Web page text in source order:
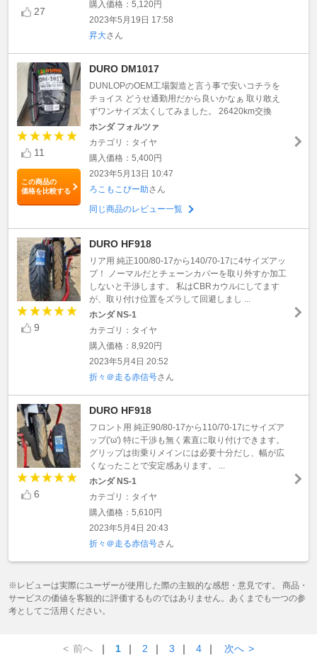
27
購入価格：5,120円
2023年5月19日 17:58
昇大さん
11
この商品の
価格を比較する
DURO DM1017
DUNLOPのOEM工場製造と言う事で安いコチラを
チョイス どうせ通勤用だから良いかなぁ 取り敢え
ずワンサイズ太くしてみました。 26420km交換
ホンダ フォルツァ
カテゴリ：タイヤ
購入価格：5,400円
2023年5月13日 10:47
ろこもこぴー助さん
同じ商品のレビュー一覧
9
DURO HF918
リア用 純正100/80-17から140/70-17に4サイズアッ
プ！ ノーマルだとチェーンカバーを取り外すか加工
しないと干渉します。 私はCBRカウルにしてます
が、取り付け位置をズラして回避しまし ...
ホンダ NS-1
カテゴリ：タイヤ
購入価格：8,920円
2023年5月4日 20:52
折々＠走る赤信号さん
6
DURO HF918
フロント用 純正90/80-17から110/70-17にサイズア
ップ('ω') 特に干渉も無く素直に取り付けできます。
グリップは街乗りメインには必要十分だし、幅が広
くなったことで安定感あります。 ...
ホンダ NS-1
カテゴリ：タイヤ
購入価格：5,610円
2023年5月4日 20:43
折々＠走る赤信号さん
※レビューは実際にユーザーが使用した際の主観的な感想・意見です。 商品・
サービスの価値を客観的に評価するものではありません。あくまでも一つの参
考としてご活用ください。
< 前へ ｜ 1 ｜ 2 ｜ 3 ｜ 4 ｜ 次へ >